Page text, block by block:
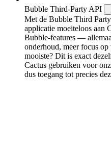
Bubble Third-Party API
Met de Bubble Third
applicatie moeiteloos aan
Bubble-features —
onderhoud, meer focus
mooiste? Dit is exact
Cactus gebruiken voor
dus toegang tot precies